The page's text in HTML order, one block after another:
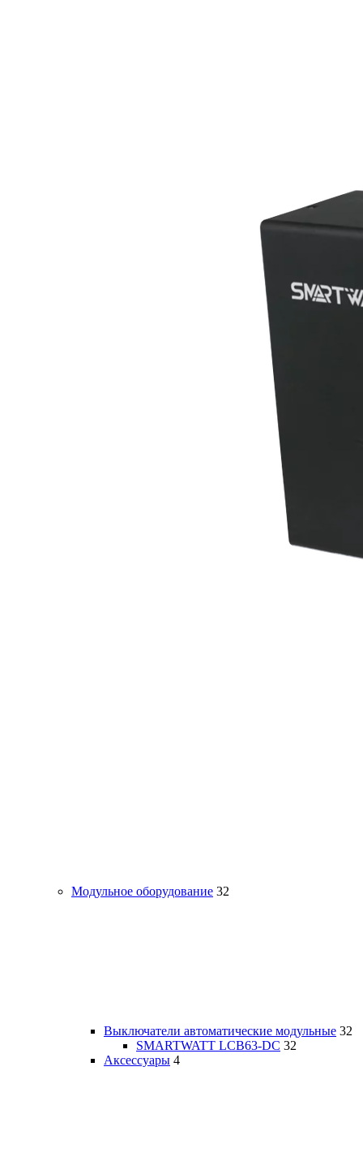
Модульное оборудование 32
Выключатели автоматические модульные 32
SMARTWATT LCB63-DC 32
Аксессуары 4